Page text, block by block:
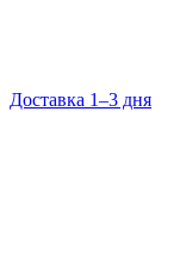
Доставка 1–3 дня